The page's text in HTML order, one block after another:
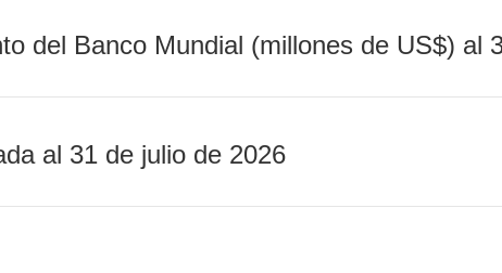
del Banco Mundial (millones de US$) al
al 31 de julio de 2026